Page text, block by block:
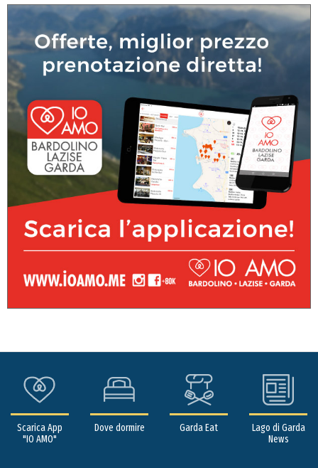
Scarica App
"IO AMO"
Dove dormire Garda Eat
Lago di Garda
News